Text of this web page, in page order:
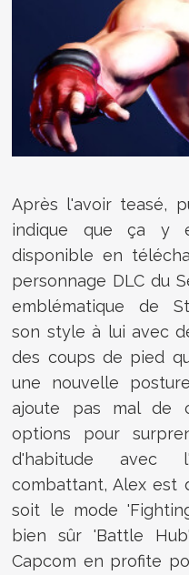
Après l'avoir teasé,
indique que ça y
disponible en
personnage DLC du
emblématique de
son style à lui avec
des coups de pied
une nouvelle
ajoute pas mal de
options pour
d'habitude avec
combattant, Alex est
soit le mode
bien sûr 'Battle
Capcom en profite